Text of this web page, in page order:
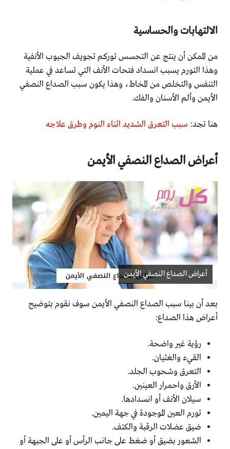
الالتهابات والحساسية
من الممكن أن ينتج عن التحسس توركم تجويف الجيوب الأنفية
وهذا التورم يسبب انسداد فتحات الأنف التي تساعد في عملية
التنفس والتخلص من المخاط، وهذا يكون سبب الصداع النصفي
الأيمن وألم الأسنان والفك.
هنا تجد: سبب التعرق الشديد اثناء النوم وطرق علاجه
أعراض الصداع النصفي الأيمن
أعراض الصداع النصفي الأيمن
بعد أن بينا سبب الصداع النصفي الأيمن سوف نقوم بتوضيح
أعراض هذا الصداع:
رؤية غير واضحة.
القيء والغثيان.
التعرق وشحوب الجلد.
الأرق واحمرار العينين.
سيلان الأنف أو انسدادها.
تورم العين الموجودة في جهة اليمين.
ضيق عضلات الرقبة والكتف.
الشعور بضيق أو ضغط على جانب الرأس أو على الجبهة أو